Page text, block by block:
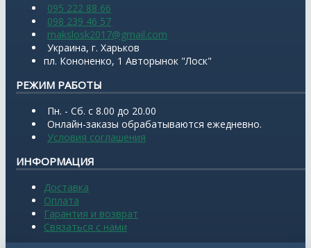
095 222 88 66
098 239 46 57
makslosk2017@gmail.com
Украина, г. Харьков
пл. Кононенко, 1 Авторынок "Лоск"
РЕЖИМ РАБОТЫ
Пн. - Сб. с 8.00 до 20.00
Онлайн-заказы обрабатываются ежедневно.
Условия соглашения
ИНФОРМАЦИЯ
Доставка
Оплата
Гарантия и возврат
Связаться с нами